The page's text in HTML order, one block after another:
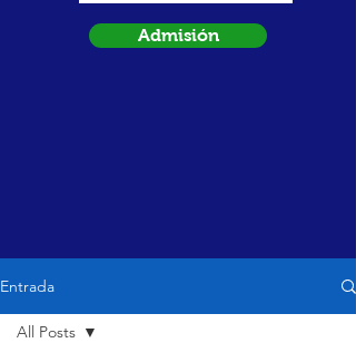
Admisión
Entrada
All Posts